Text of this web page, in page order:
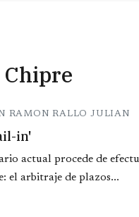
RAMON RALLO JULIAN
in'
actual procede de
el arbitraje de plazos...